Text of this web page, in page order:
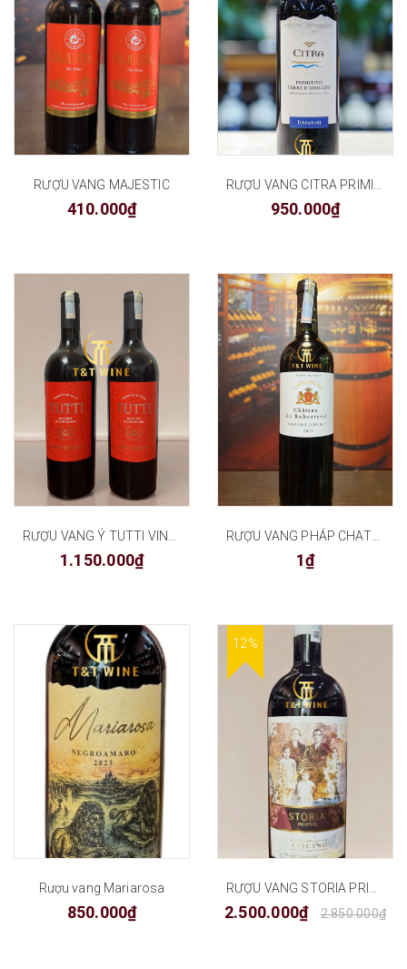
RƯỢU VANG MAJESTIC
410.000₫ 950.000₫
RƯỢU VANG Ý TUTTI VINO ROSSO
1.150.000₫
RƯỢU VANG PHÁP CHATEAU LA ROBERTERIE
1₫
Rượu vang Mariarosa
850.000₫
12%
2.500.000₫ 2.850.000₫